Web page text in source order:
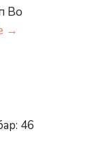
Во
→
46